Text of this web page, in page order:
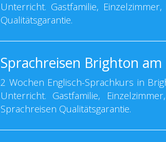
Unterricht. Gastfamilie,
Qualitätsgarantie.
Sprachreisen Brighton
2 Wochen Englisch-Sprachkurs in
Unterricht. Gastfamilie,
Sprachreisen Qualitätsgarantie.